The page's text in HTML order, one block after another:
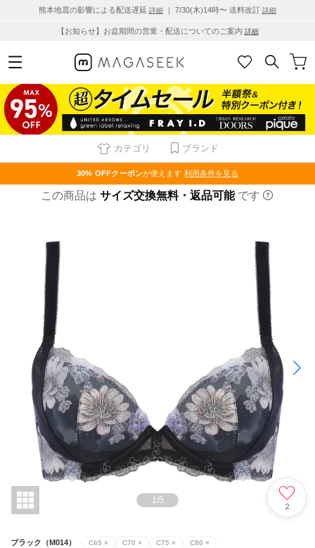
熊本地震の影響による配送遅延 詳細 ｜ 7/30(木)14時〜 送料改訂 詳細
【お知らせ】お盆期間の営業・配送についてのご案内 詳細
カテゴリ ブランド
30% OFFクーポンが使えます 利用条件を見る
この商品は サイズ交換無料・返品可能 です
1 /5
2
ブラック（M014） C65 × C70 × C75 × C80 ×